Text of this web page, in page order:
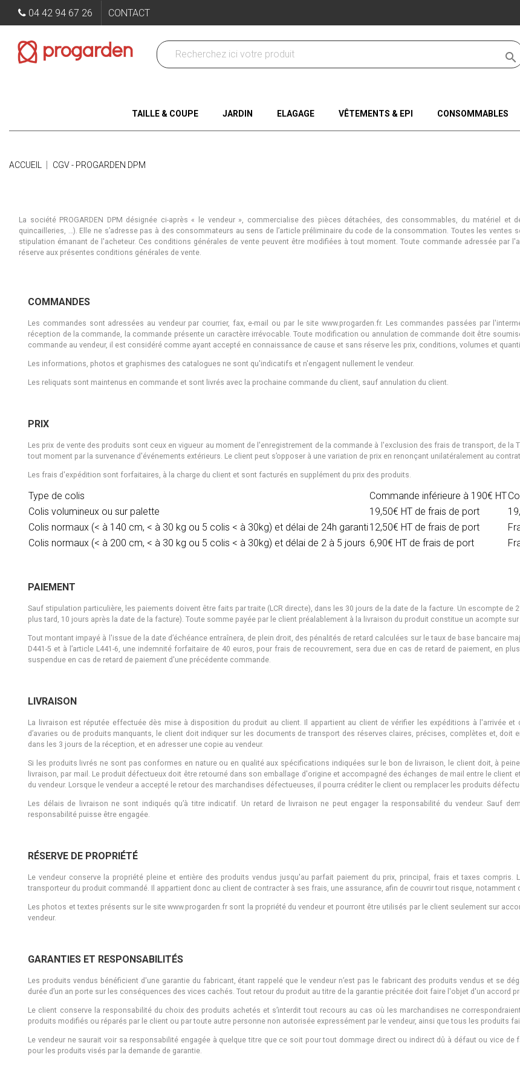
04 42 94 67 26 CONTACT

TAILLE & COUPE JARDIN ELAGAGE VÊTEMENTS & EPI CONSOMMABLES
ACCUEIL CGV - PROGARDEN DPM
La société PROGARDEN DPM désignée ci-après « le vendeur », commercialise des pièces détachées, des consommables, du matériel
quincailleries, …). Elle ne s’adresse pas à des consommateurs au sens de l’article préliminaire du code de la consommation. Toutes les
stipulation émanant de l'acheteur. Ces conditions générales de vente peuvent être modifiées à tout moment. Toute commande adressée par
réserve aux présentes conditions générales de vente.
COMMANDES
Les commandes sont adressées au vendeur par courrier, fax, e-mail ou par le site www.progarden.fr. Les commandes passées par
réception de la commande, la commande présente un caractère irrévocable. Toute modification ou annulation de commande doit être
commande au vendeur, il est considéré comme ayant accepté en connaissance de cause et sans réserve les prix, conditions, volumes et
Les informations, photos et graphismes des catalogues ne sont qu'indicatifs et n'engagent nullement le vendeur.
Les reliquats sont maintenus en commande et sont livrés avec la prochaine commande du client, sauf annulation du client.
PRIX
Les prix de vente des produits sont ceux en vigueur au moment de l'enregistrement de la commande à l'exclusion des frais de transport, de la
tout moment par la survenance d'événements extérieurs. Le client peut s’opposer à une variation de prix en renonçant unilatéralement au
Les frais d'expédition sont forfaitaires, à la charge du client et sont facturés en supplément du prix des produits.
Type de colis Commande inférieure à 190€ HT
Colis volumineux ou sur palette
19,50€ HT de frais de port
Colis normaux (< à 140 cm, < à 30 kg ou 5 colis < à 30kg) et délai de 24h garanti12,50€ HT de frais de port
Colis normaux (< à 200 cm, < à 30 kg ou 5 colis < à 30kg) et délai de 2 à 5 jours 6,90€ HT de frais de port
PAIEMENT
Sauf stipulation particulière, les paiements doivent être faits par traite (LCR directe), dans les 30 jours de la date de la facture. Un escompte
plus tard, 10 jours après la date de la facture). Toute somme payée par le client préalablement à la livraison du produit constitue un acompte
Tout montant impayé à l'issue de la date d’échéance entraînera, de plein droit, des pénalités de retard calculées sur le taux de base bancaire
D441-5 et à l’article L441-6, une indemnité forfaitaire de 40 euros, pour frais de recouvrement, sera due en cas de retard de paiement, en
suspendue en cas de retard de paiement d'une précédente commande.
LIVRAISON
La livraison est réputée effectuée dès mise à disposition du produit au client. Il appartient au client de vérifier les expéditions à l'arrivée
d’avaries ou de produits manquants, le client doit indiquer sur les documents de transport des réserves claires, précises, complètes et, doit
dans les 3 jours de la réception, et en adresser une copie au vendeur.
Si les produits livrés ne sont pas conformes en nature ou en qualité aux spécifications indiquées sur le bon de livraison, le client doit, à
livraison, par mail. Le produit défectueux doit être retourné dans son emballage d'origine et accompagné des échanges de mail entre le client
du vendeur. Lorsque le vendeur a accepté le retour des marchandises défectueuses, il pourra créditer le client ou remplacer les produits
Les délais de livraison ne sont indiqués qu’à titre indicatif. Un retard de livraison ne peut engager la responsabilité du vendeur. Sauf
responsabilité puisse être engagée.
RÉSERVE DE PROPRIÉTÉ
Le vendeur conserve la propriété pleine et entière des produits vendus jusqu'au parfait paiement du prix, principal, frais et taxes
transporteur du produit commandé. Il appartient donc au client de contracter à ses frais, une assurance, afin de couvrir tout risque, notamment
Les photos et textes présents sur le site www.progarden.fr sont la propriété du vendeur et pourront être utilisés par le client seulement sur
vendeur.
GARANTIES ET RESPONSABILITÉS
Les produits vendus bénéficient d'une garantie du fabricant, étant rappelé que le vendeur n’est pas le fabricant des produits vendus et se
durée d’un an porte sur les conséquences des vices cachés. Tout retour du produit au titre de la garantie précitée doit faire l'objet d'un accord
Le client conserve la responsabilité du choix des produits achetés et s’interdit tout recours au cas où les marchandises ne
produits modifiés ou réparés par le client ou par toute autre personne non autorisée expressément par le vendeur, ainsi que tous les produits
Le vendeur ne saurait voir sa responsabilité engagée à quelque titre que ce soit pour tout dommage direct ou indirect dû à défaut ou vice
pour les produits visés par la demande de garantie.